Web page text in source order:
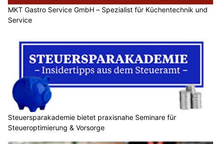
MKT Gastro Service GmbH – Spezialist für Küchentechnik und
Service
Steuersparakademie bietet praxisnahe Seminare für
Steueroptimierung & Vorsorge